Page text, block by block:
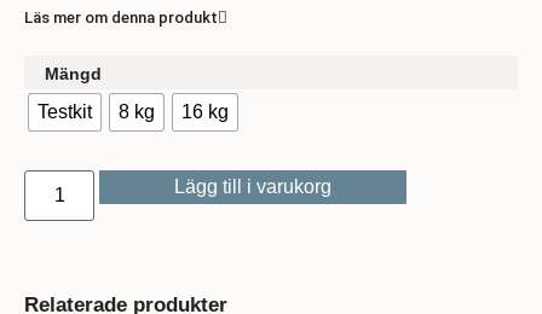
Läs mer om denna produkt
Mängd
Testkit 8 kg 16 kg
Lägg till i varukorg
Relaterade produkter